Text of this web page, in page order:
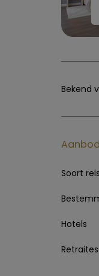
Bekend
Aanbod
Soort reis
Hotels
Retraites